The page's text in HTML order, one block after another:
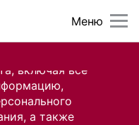
включая все
а также
Меню